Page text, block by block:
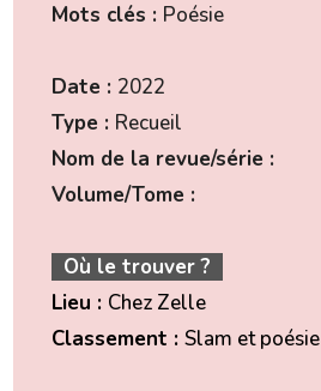
Mots clés : Poésie
Date : 2022
Type : Recueil
Nom de la revue/série :
Volume/Tome :
Où le trouver ?
Lieu : Chez Zelle
Classement :Slam et poésie